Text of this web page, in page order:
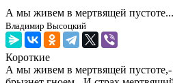
А мы живем в мертвящей пустоте...
Владимир Высоцкий
Короткие
А мы живем в мертвящей